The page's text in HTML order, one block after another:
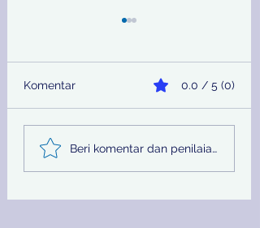
Sinergi Bea Cukai dan
Satgaspam Lanudal
Juanda Gagalkan
Komentar 0.0 / 5 (0)
Beri komentar dan penilaian...